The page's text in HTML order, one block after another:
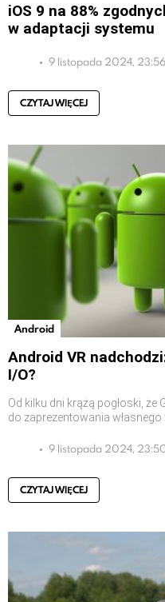
iOS 9 na 88%
w adaptacji systemu
9 listopada 2024, 23:56
CZYTAJ WIĘCEJ
Android
Android VR
I/O?
Od kilku dni krążą pogłoski,
do zaprezentowania
9 listopada 2024,
CZYTAJ WIĘCEJ